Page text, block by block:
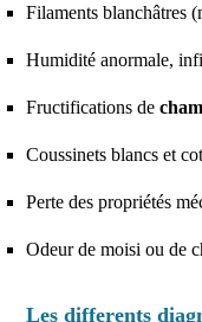
Filaments blanchâtres
Humidité anormale,
Fructifications de
Coussinets blancs et
Perte des propriétés
Odeur de moisi ou de
Les differents